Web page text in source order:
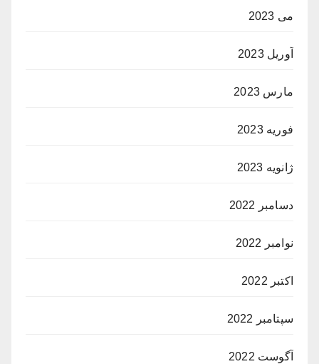
می 2023
آوریل 2023
مارس 2023
فوریه 2023
ژانویه 2023
دسامبر 2022
نوامبر 2022
اکتبر 2022
سپتامبر 2022
آگوست 2022